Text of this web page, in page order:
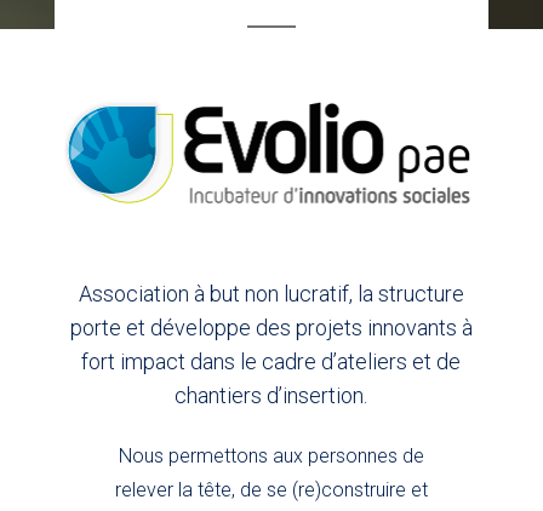
Association à but non lucratif, la structure
porte et développe des projets innovants à
fort impact dans le cadre d’ateliers et de
chantiers d’insertion.
Nous permettons aux personnes de
relever la tête, de se (re)construire et